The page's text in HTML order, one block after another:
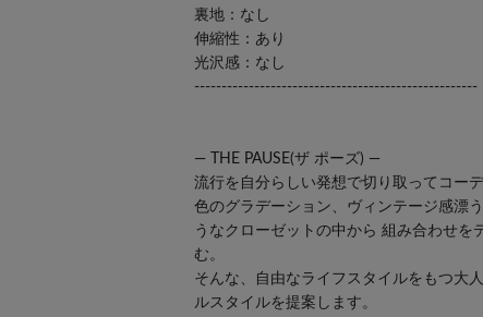
裏地：なし
伸縮性：あり
光沢感：なし
----------------------------------------------------
― THE PAUSE(ザ ポーズ) ―
流行を自分らしい発想で切り取ってコー
色のグラデーション、ヴィンテージ感漂
うなクローゼットの中から 組み合わせを
む。
そんな、自由なライフスタイルをもつ大
ルスタイルを提案します。